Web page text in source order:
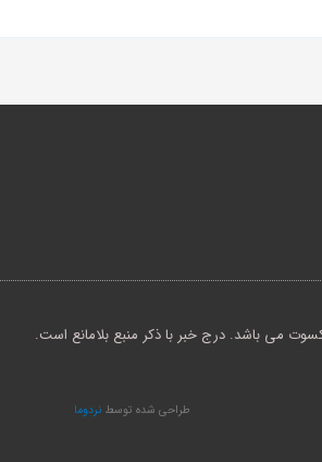
می باشد. درج خبر با ذکر منبع بلامانع است.
طراحی شده توسطنردوما